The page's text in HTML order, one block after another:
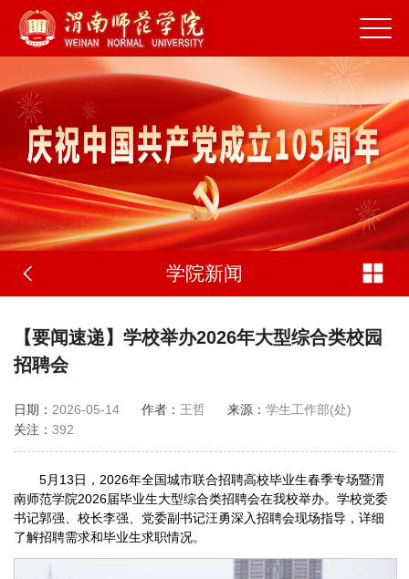
学院新闻
【要闻速递】学校举办2026年大型综合类校园
招聘会
日期： 2026-05-14 作者： 王哲 来源： 学生工作部(处)
关注： 392
5月13日，2026年全国城市联合招聘高校毕业生春季专场暨渭
南师范学院2026届毕业生大型综合类招聘会在我校举办。学校党委
书记郭强、校长李强、党委副书记汪勇深入招聘会现场指导，详细
了解招聘需求和毕业生求职情况。